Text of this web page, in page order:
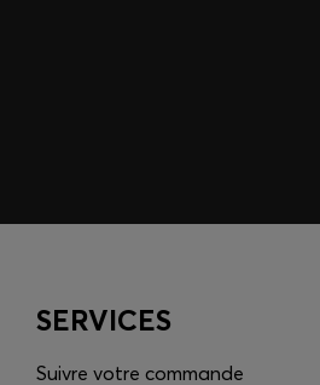
SERVICES
Suivre votre commande